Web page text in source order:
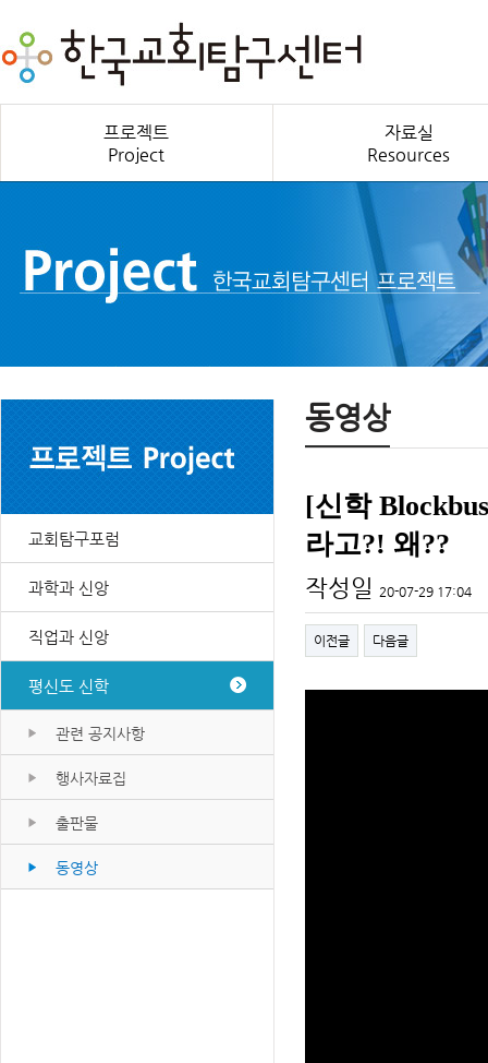
프로젝트
Project
자료실
Resources
교회탐구포럼
과학과 신앙
직업과 신앙
평신도 신학
관련 공지사항
행사자료집
출판물
동영상
동영상
[신학
라고?! 왜??
작성일 20-07-29 17:04
이전글 다음글